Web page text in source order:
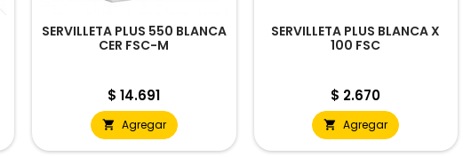
SERVILLETA PLUS 550 BLANCA
CER FSC-M
Precio
$ 14.691
 Agregar
SERVILLETA PLUS BLANCA X
100 FSC
Precio
$ 2.670
 Agregar